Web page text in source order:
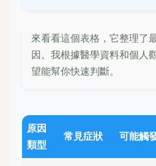
來看看這個表格，它整理了
因。我根據醫學資料和個人
望能幫你快速判斷。
原因
類型
常見症狀 可能觸